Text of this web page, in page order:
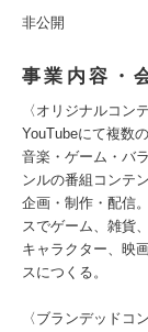
非公開
事業内容・
〈オリジナルコン
YouTubeにて複数
音楽・ゲーム・バ
ンルの番組コンテ
企画・制作・配信
スでゲーム、雑貨、
キャラクター、映
スにつくる。
〈ブランデッドコ